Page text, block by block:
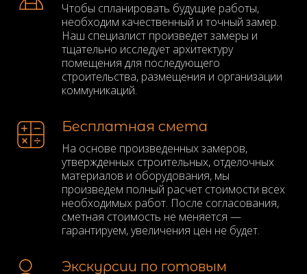
Чтобы спланировать будущие работы,
необходим качественный и точный замер.
Наш специалист произведет замеры и
тщательно исследует архитектуру
помещения для последующего
строительства, размещения и организации
коммуникаций.
Бесплатная смета
На основе произведенных замеров,
утвержденных строительных, отделочных
материалов и оборудования, мы
произведем полный расчет стоимости всех
необходимых работ. После согласования,
сметная стоимость не меняется —
гарантируем, увеличения цен не будет.
Экскурсии по готовым